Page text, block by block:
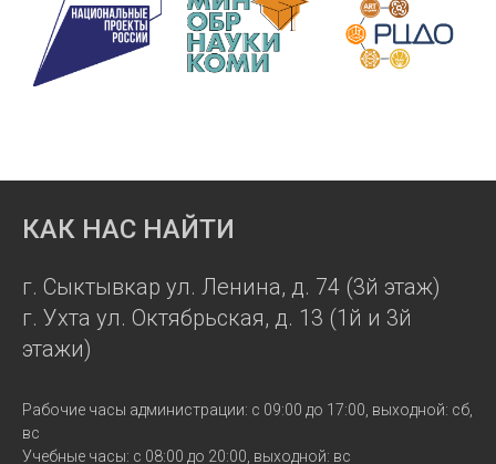
КАК НАС НАЙТИ
г. Сыктывкар ул. Ленина, д. 74 (3й этаж)
г. Ухта ул. Октябрьская, д. 13 (1й и 3й
этажи)
Рабочие часы администрации: с 09:00 до 17:00, выходной: сб,
вс
Учебные часы: с 08:00 до 20:00, выходной: вс